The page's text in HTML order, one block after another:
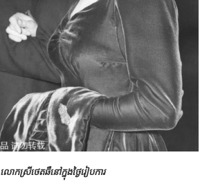
លោកស្រីថេតឆឺនៅក្នុងថ្ងៃរៀបការ